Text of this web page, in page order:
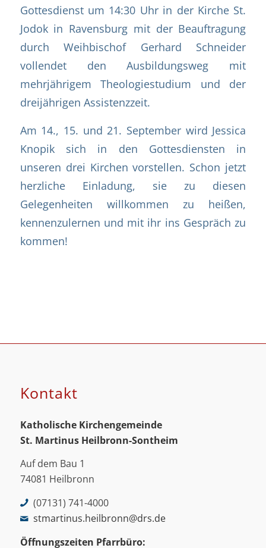
Gottesdienst um 14:30 Uhr in der Kirche St.
Jodok in Ravensburg mit der Beauftragung
durch Weihbischof Gerhard Schneider
vollendet den Ausbildungsweg mit
mehrjährigem Theologiestudium und der
dreijährigen Assistenzzeit.
Am 14., 15. und 21. September wird Jessica
Knopik sich in den Gottesdiensten in
unseren drei Kirchen vorstellen. Schon jetzt
herzliche Einladung, sie zu diesen
Gelegenheiten willkommen zu heißen,
kennenzulernen und mit ihr ins Gespräch zu
kommen!
Kontakt
Katholische Kirchengemeinde
St. Martinus Heilbronn-Sontheim
Auf dem Bau 1
74081 Heilbronn
(07131) 741-4000
stmartinus.heilbronn@drs.de
Öffnungszeiten Pfarrbüro: